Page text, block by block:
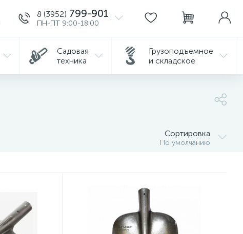
8 (3952) 799-901
ПН-ПТ 9:00-18:00
Садовая
техника
Грузоподъемное
и складское
Сортировка
По умолчанию